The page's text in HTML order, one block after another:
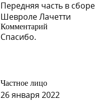
Передняя часть в сборе
Шевроле Лачетти
Комментарий
Спасибо.
Частное лицо
26 января 2022